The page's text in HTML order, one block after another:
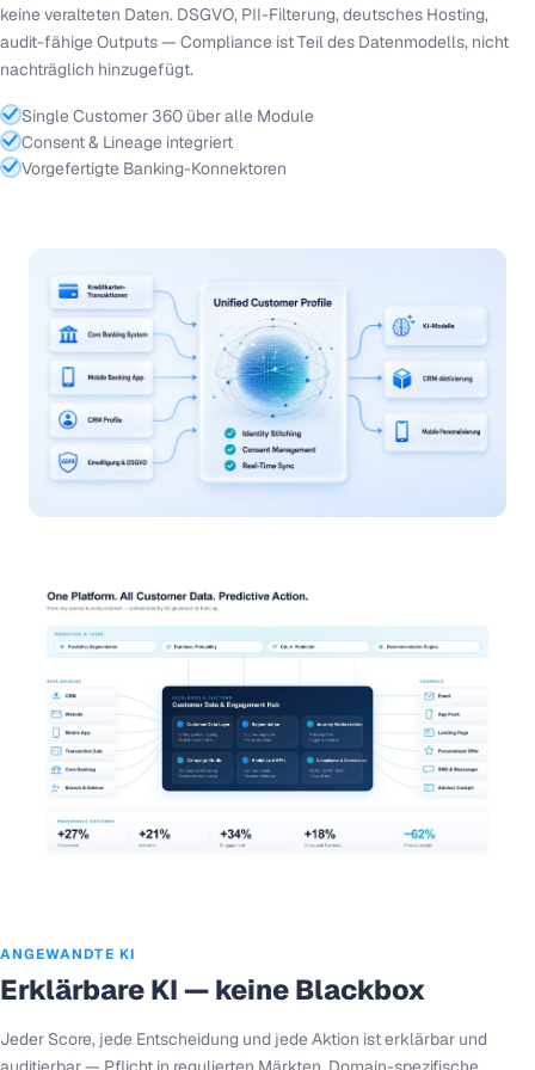
keine veralteten Daten. DSGVO, PII-Filterung, deutsches Hosting,
audit-fähige Outputs — Compliance ist Teil des Datenmodells, nicht
nachträglich hinzugefügt.
Single Customer 360 über alle Module
Consent & Lineage integriert
Vorgefertigte Banking-Konnektoren
ANGEWANDTE KI
Erklärbare KI — keine Blackbox
Jeder Score, jede Entscheidung und jede Aktion ist erklärbar und